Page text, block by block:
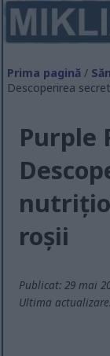
Prima pagină /
Descoperirea
Purple
roșii
Publicat: 29 mai
Ultima